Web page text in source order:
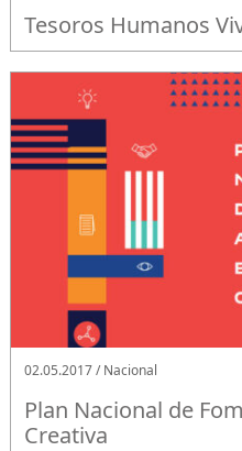
Tesoros Humanos
02.05.2017 / Nacional
Plan Nacional de
Creativa